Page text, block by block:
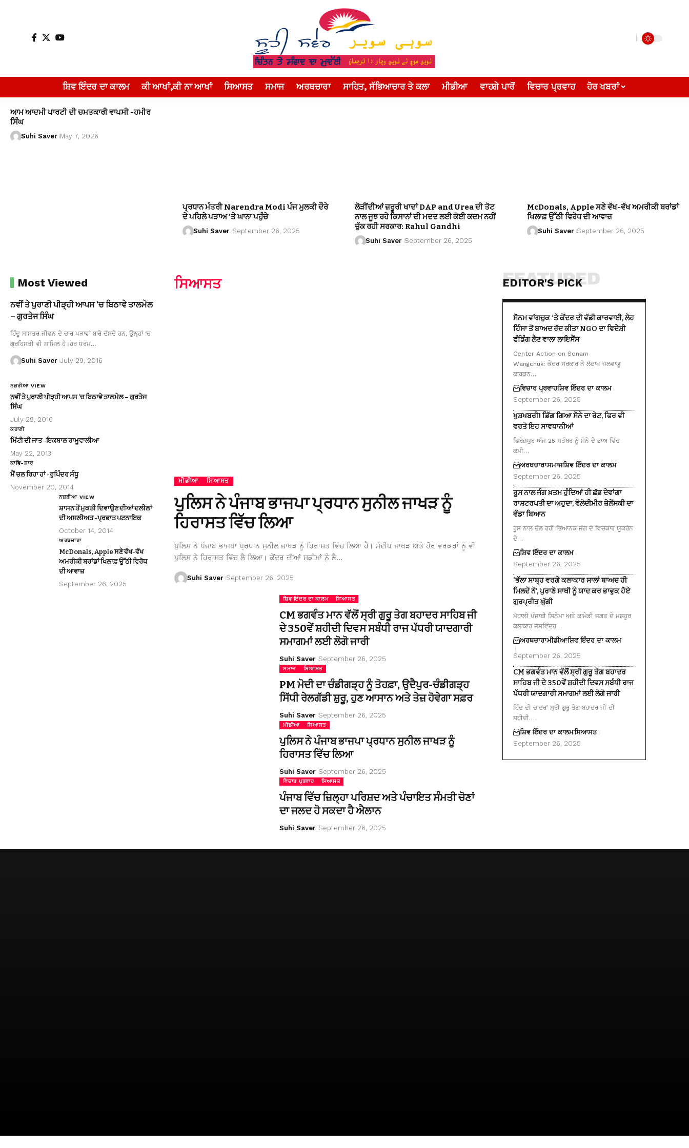
ਸ਼ਿਵ ਇੰਦਰ ਦਾ ਕਾਲਮ ਕੀ ਆਖਾਂ,ਕੀ ਨਾ ਆਖਾਂ ਸਿਆਸਤ ਸਮਾਜ ਅਰਥਚਾਰਾ ਸਾਹਿਤ, ਸੱਭਿਆਚਾਰ ਤੇ ਕਲਾ ਮੀਡੀਆ ਵਾਹਗੇ ਪਾਰੋਂ ਵਿਚਾਰ ਪ੍ਰਵਾਹ ਹੋਰ ਖਬਰਾਂ
ਆਮ ਆਦਮੀ ਪਾਰਟੀ ਦੀ ਚਮਤਕਾਰੀ ਵਾਪਸੀ -ਹਮੀਰ
ਸਿੰਘ
Suhi Saver May 7, 2026
ਪ੍ਰਧਾਨ ਮੰਤਰੀ Narendra Modi ਪੰਜ ਮੁਲਕੀ ਦੌਰੇ
ਦੇ ਪਹਿਲੇ ਪੜਾਅ ’ਤੇ ਘਾਨਾ ਪਹੁੰਚੇ
Suhi Saver September 26, 2025
ਲੋੜੀਂਦੀਆਂ ਜ਼ਰੂਰੀ ਖਾਦਾਂ DAP and Urea ਦੀ ਤੋਟ
ਨਾਲ ਜੂਝ ਰਹੇ ਕਿਸਾਨਾਂ ਦੀ ਮਦਦ ਲਈ ਕੋਈ ਕਦਮ ਨਹੀਂ
ਚੁੱਕ ਰਹੀ ਸਰਕਾਰ: Rahul Gandhi
Suhi Saver September 26, 2025
McDonals, Apple ਸਣੇ ਵੱਖ-ਵੱਖ ਅਮਰੀਕੀ ਬਰਾਂਡਾਂ
ਖਿਲਾਫ਼ ਉੱਠੀ ਵਿਰੋਧ ਦੀ ਆਵਾਜ਼
Suhi Saver September 26, 2025
Most Viewed
ਨਵੀਂ ਤੇ ਪੁਰਾਣੀ ਪੀੜ੍ਹੀ ਆਪਸ ‘ਚ ਬਿਠਾਵੇ ਤਾਲਮੇਲ
– ਗੁਰਤੇਜ ਸਿੰਘ
ਹਿੰਦੂ ਸਾਸਤਰ ਜੀਵਨ ਦੇ ਚਾਰ ਪੜਾਵਾਂ ਬਾਰੇ ਦੱਸਦੇ ਹਨ, ਉਨ੍ਹਾਂ ‘ਚ
ਗ੍ਰਹਿਸਤੀ ਵੀ ਸ਼ਾਮਿਲ ਹੈ।ਹੋਰ ਧਰਮ…
Suhi Saver July 29, 2016
ਨਜ਼ਰੀਆ VIEW
ਨਵੀਂ ਤੇ ਪੁਰਾਣੀ ਪੀੜ੍ਹੀ ਆਪਸ ‘ਚ ਬਿਠਾਵੇ ਤਾਲਮੇਲ – ਗੁਰਤੇਜ
ਸਿੰਘ
July 29, 2016
ਕਹਾਣੀ
ਮਿੱਟੀ ਦੀ ਜਾਤ -ਇਕਬਾਲ ਰਾਮੂਵਾਲੀਆ
May 22, 2013
ਕਾਵਿ-ਸ਼ਾਰ
ਮੈਂ ਚਲ ਰਿਹਾ ਹਾਂ -ਰੁਪਿੰਦਰ ਸੰਧੂ
November 20, 2014
ਨਜ਼ਰੀਆ VIEW
ਸ਼ਾਸਨ ਤੋਂ ਮੁਕਤੀ ਦਿਵਾਉਣ ਦੀਆਂ ਦਲੀਲਾਂ
ਦੀ ਅਸਲੀਅਤ -ਪ੍ਰਭਾਤ ਪਟਨਾਇਕ
October 14, 2014
ਅਰਥਚਾਰਾ
McDonals, Apple ਸਣੇ ਵੱਖ-ਵੱਖ
ਅਮਰੀਕੀ ਬਰਾਂਡਾਂ ਖਿਲਾਫ਼ ਉੱਠੀ ਵਿਰੋਧ
ਦੀ ਆਵਾਜ਼
September 26, 2025
ਸਿਆਸਤ
ਮੀਡੀਆ ਸਿਆਸਤ
ਪੁਲਿਸ ਨੇ ਪੰਜਾਬ ਭਾਜਪਾ ਪ੍ਰਧਾਨ ਸੁਨੀਲ ਜਾਖੜ ਨੂੰ
ਹਿਰਾਸਤ ਵਿੱਚ ਲਿਆ
ਪੁਲਿਸ ਨੇ ਪੰਜਾਬ ਭਾਜਪਾ ਪ੍ਰਧਾਨ ਸੁਨੀਲ ਜਾਖੜ ਨੂੰ ਹਿਰਾਸਤ ਵਿੱਚ ਲਿਆ ਹੈ। ਸੰਦੀਪ ਜਾਖੜ ਅਤੇ ਹੋਰ ਵਰਕਰਾਂ ਨੂੰ ਵੀ
ਪੁਲਿਸ ਨੇ ਹਿਰਾਸਤ ਵਿੱਚ ਲੈ ਲਿਆ। ਕੇਂਦਰ ਦੀਆਂ ਸਕੀਮਾਂ ਨੂੰ ਲੈ…
Suhi Saver September 26, 2025
ਸ਼ਿਵ ਇੰਦਰ ਦਾ ਕਾਲਮ ਸਿਆਸਤ
CM ਭਗਵੰਤ ਮਾਨ ਵੱਲੋਂ ਸ੍ਰੀ ਗੁਰੂ ਤੇਗ ਬਹਾਦਰ ਸਾਹਿਬ ਜੀ
ਦੇ 350ਵੇਂ ਸ਼ਹੀਦੀ ਦਿਵਸ ਸਬੰਧੀ ਰਾਜ ਪੱਧਰੀ ਯਾਦਗਾਰੀ
ਸਮਾਗਮਾਂ ਲਈ ਲੋਗੋ ਜਾਰੀ
Suhi Saver September 26, 2025
ਸਮਾਜ ਸਿਆਸਤ
PM ਮੋਦੀ ਦਾ ਚੰਡੀਗੜ੍ਹ ਨੂੰ ਤੋਹਫ਼ਾ, ਉਦੈਪੁਰ-ਚੰਡੀਗੜ੍ਹ
ਸਿੱਧੀ ਰੇਲਗੱਡੀ ਸ਼ੁਰੂ, ਹੁਣ ਆਸਾਨ ਅਤੇ ਤੇਜ਼ ਹੋਵੇਗਾ ਸਫ਼ਰ
Suhi Saver September 26, 2025
ਮੀਡੀਆ ਸਿਆਸਤ
ਪੁਲਿਸ ਨੇ ਪੰਜਾਬ ਭਾਜਪਾ ਪ੍ਰਧਾਨ ਸੁਨੀਲ ਜਾਖੜ ਨੂੰ
ਹਿਰਾਸਤ ਵਿੱਚ ਲਿਆ
Suhi Saver September 26, 2025
ਵਿਚਾਰ ਪ੍ਰਵਾਹ ਸਿਆਸਤ
ਪੰਜਾਬ ਵਿੱਚ ਜ਼ਿਲ੍ਹਾ ਪਰਿਸ਼ਦ ਅਤੇ ਪੰਚਾਇਤ ਸੰਮਤੀ ਚੋਣਾਂ
ਦਾ ਜਲਦ ਹੋ ਸਕਦਾ ਹੈ ਐਲਾਨ
Suhi Saver September 26, 2025
EDITOR'S PICK
FEATURED
ਸੋਨਮ ਵਾਂਗਚੁਕ ‘ਤੇ ਕੇਂਦਰ ਦੀ ਵੱਡੀ ਕਾਰਵਾਈ, ਲੇਹ
ਹਿੰਸਾ ਤੋਂ ਬਾਅਦ ਰੱਦ ਕੀਤਾ NGO ਦਾ ਵਿਦੇਸ਼ੀ
ਫੰਡਿੰਗ ਲੈਣ ਵਾਲਾ ਲਾਇਸੈਂਸ
Center Action on Sonam
Wangchuk: ਕੇਂਦਰ ਸਰਕਾਰ ਨੇ ਲੱਦਾਖ ਜਲਵਾਯੂ
ਕਾਰਕੁਨ…
ਵਿਚਾਰ ਪ੍ਰਵਾਹਸ਼ਿਵ ਇੰਦਰ ਦਾ ਕਾਲਮ
September 26, 2025
ਖੁਸ਼ਖਬਰੀ! ਡਿੱਗ ਗਿਆ ਸੋਨੇ ਦਾ ਰੇਟ, ਫਿਰ ਵੀ
ਵਰਤੋ ਇਹ ਸਾਵਧਾਨੀਆਂ
ਫਿਰੋਜ਼ਪੁਰ ਅੱਜ 25 ਸਤੰਬਰ ਨੂੰ ਸੋਨੇ ਦੇ ਭਾਅ ਵਿੱਚ
ਕਮੀ…
ਅਰਥਚਾਰਾਸਮਾਜਸ਼ਿਵ ਇੰਦਰ ਦਾ ਕਾਲਮ
September 26, 2025
ਰੂਸ ਨਾਲ ਜੰਗ ਖ਼ਤਮ ਹੁੰਦਿਆਂ ਹੀ ਛੱਡ ਦੇਵਾਂਗਾ
ਰਾਸ਼ਟਰਪਤੀ ਦਾ ਅਹੁਦਾ, ਵੋਲੋਦੀਮੀਰ ਜ਼ੇਲੇਂਸਕੀ ਦਾ
ਵੱਡਾ ਬਿਆਨ
ਰੂਸ ਨਾਲ ਚੱਲ ਰਹੀ ਭਿਆਨਕ ਜੰਗ ਦੇ ਵਿਚਕਾਰ ਯੂਕਰੇਨ
ਦੇ…
ਸ਼ਿਵ ਇੰਦਰ ਦਾ ਕਾਲਮ
September 26, 2025
‘ਭੱਲਾ ਸਾਬ੍ਹ ਵਰਗੇ ਕਲਾਕਾਰ ਸਾਲਾਂ ਬਾਅਦ ਹੀ
ਮਿਲਦੇ ਨੇ’, ਪੁਰਾਣੇ ਸਾਥੀ ਨੂੰ ਯਾਦ ਕਰ ਭਾਵੁਕ ਹੋਏ
ਗੁਰਪ੍ਰੀਤ ਘੁੱਗੀ
ਮੋਹਾਲੀ ਪੰਜਾਬੀ ਸਿਨੇਮਾ ਅਤੇ ਕਾਮੇਡੀ ਜਗਤ ਦੇ ਮਸ਼ਹੂਰ
ਕਲਾਕਾਰ ਜਸਵਿੰਦਰ…
ਅਰਥਚਾਰਾਮੀਡੀਆਸ਼ਿਵ ਇੰਦਰ ਦਾ ਕਾਲਮ
September 26, 2025
CM ਭਗਵੰਤ ਮਾਨ ਵੱਲੋਂ ਸ੍ਰੀ ਗੁਰੂ ਤੇਗ ਬਹਾਦਰ
ਸਾਹਿਬ ਜੀ ਦੇ 350ਵੇਂ ਸ਼ਹੀਦੀ ਦਿਵਸ ਸਬੰਧੀ ਰਾਜ
ਪੱਧਰੀ ਯਾਦਗਾਰੀ ਸਮਾਗਮਾਂ ਲਈ ਲੋਗੋ ਜਾਰੀ
ਹਿੰਦ ਦੀ ਚਾਦਰ’ ਸ੍ਰੀ ਗੁਰੂ ਤੇਗ ਬਹਾਦਰ ਜੀ ਦੀ
ਸ਼ਹੀਦੀ…
ਸ਼ਿਵ ਇੰਦਰ ਦਾ ਕਾਲਮਸਿਆਸਤ
September 26, 2025